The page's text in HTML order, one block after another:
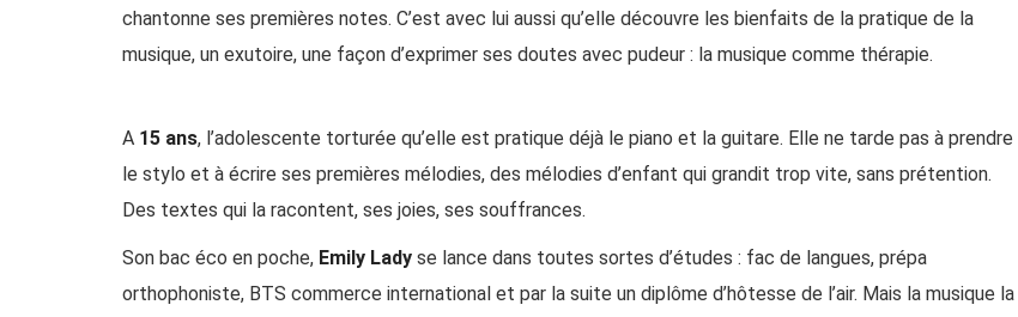
chantonne ses premières notes. C’est avec lui aussi qu’elle découvre les bienfaits de la pratique de la
musique, un exutoire, une façon d’exprimer ses doutes avec pudeur : la musique comme thérapie.
A 15 ans, l’adolescente torturée qu’elle est pratique déjà le piano et la guitare. Elle ne tarde pas à prendre
le stylo et à écrire ses premières mélodies, des mélodies d’enfant qui grandit trop vite, sans prétention.
Des textes qui la racontent, ses joies, ses souffrances.
Son bac éco en poche, Emily Lady se lance dans toutes sortes d’études : fac de langues, prépa
orthophoniste, BTS commerce international et par la suite un diplôme d’hôtesse de l’air. Mais la musique la